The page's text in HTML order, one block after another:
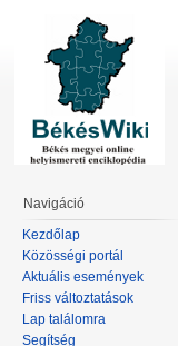
Navigáció
Kezdőlap
Közösségi portál
Aktuális események
Friss változtatások
Lap találomra
Segítség